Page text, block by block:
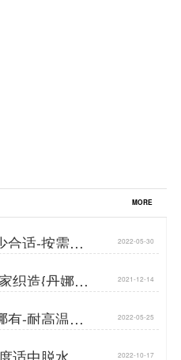
MORE
合适-按需订 2022-05-30
织造{丹娜鸶 2021-12-14
有-耐高温耐 2022-05-25
适中脱水性 2022-10-17